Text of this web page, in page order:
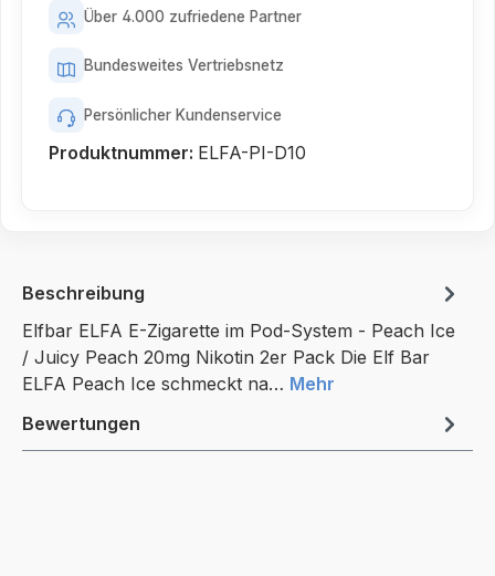
Über 4.000 zufriedene Partner
Bundesweites Vertriebsnetz
Persönlicher Kundenservice
Produktnummer: ELFA-PI-D10
Beschreibung
Elfbar ELFA E-Zigarette im Pod-System - Peach Ice
/ Juicy Peach 20mg Nikotin 2er Pack Die Elf Bar
ELFA Peach Ice schmeckt na… Mehr
Bewertungen